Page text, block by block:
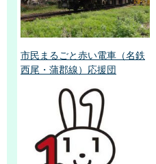
市民まるごと赤い電車（名鉄
西尾・蒲郡線）応援団